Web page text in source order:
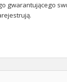
gwarantującego